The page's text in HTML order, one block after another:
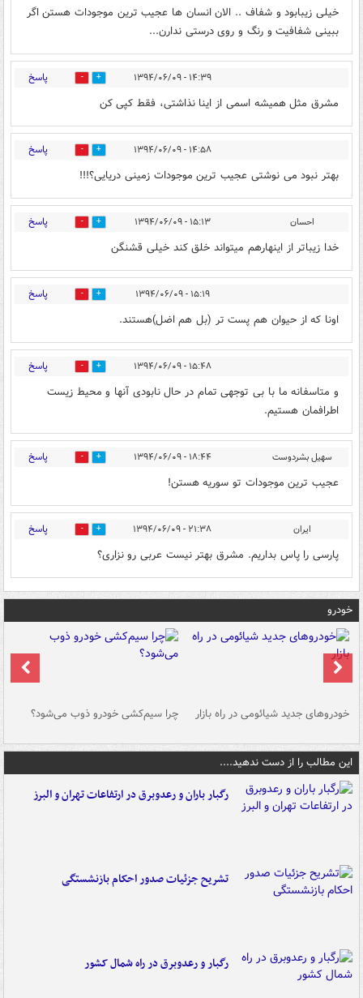
خیلی زیبابود و شفاف .. الان انسان ها عجیب ترین موجودات هستن اگر
ببینی شفافیت و رنگ و روی درستی ندارن...
۱۴:۳۹ - ۱۳۹۴/۰۶/۰۹ 0 پاسخ
مشرق مثل همیشه اسمی از اینا نذاشتی، فقط کپی کن
۱۴:۵۸ - ۱۳۹۴/۰۶/۰۹ 0 پاسخ
بهتر نبود می نوشتی عجیب ترین موجودات زمینی دریایی؟!!!
احسان ۱۵:۱۳ - ۱۳۹۴/۰۶/۰۹ 0 پاسخ
خدا زیباتر از اینهارهم میتواند خلق کند خیلی قشنگن
۱۵:۱۹ - ۱۳۹۴/۰۶/۰۹ 0 پاسخ
اونا که از حیوان هم پست تر (بل هم اضل)هستند.
۱۵:۴۸ - ۱۳۹۴/۰۶/۰۹ 0 پاسخ
و متاسفانه ما با بی توجهی تمام در حال نابودی آنها و محیط زیست
اطرافمان هستیم.
سهیل بشردوست ۱۸:۴۴ - ۱۳۹۴/۰۶/۰۹ 0 پاسخ
عجیب ترین موجودات تو سوریه هستن!
ایران ۲۱:۳۸ - ۱۳۹۴/۰۶/۰۹ 0 پاسخ
پارسی را پاس بداریم. مشرق بهتر نیست عربی رو نزاری؟
خودرو
خودروهای جدید شیائومی در راه بازار چرا سیم‌کشی خودرو ذوب می‌شود؟
این مطالب را از دست ندهید....
رگبار باران و رعدوبرق در ارتفاعات تهران و البرز
تشریح جزئیات صدور احکام بازنشستگی
رگبار و رعدوبرق در راه شمال کشور